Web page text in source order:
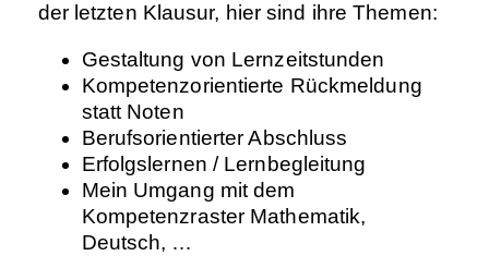
der letzten Klausur, hier sind ihre Themen:
Gestaltung von Lernzeitstunden
Kompetenzorientierte Rückmeldung
statt Noten
Berufsorientierter Abschluss
Erfolgslernen / Lernbegleitung
Mein Umgang mit dem
Kompetenzraster Mathematik,
Deutsch, …